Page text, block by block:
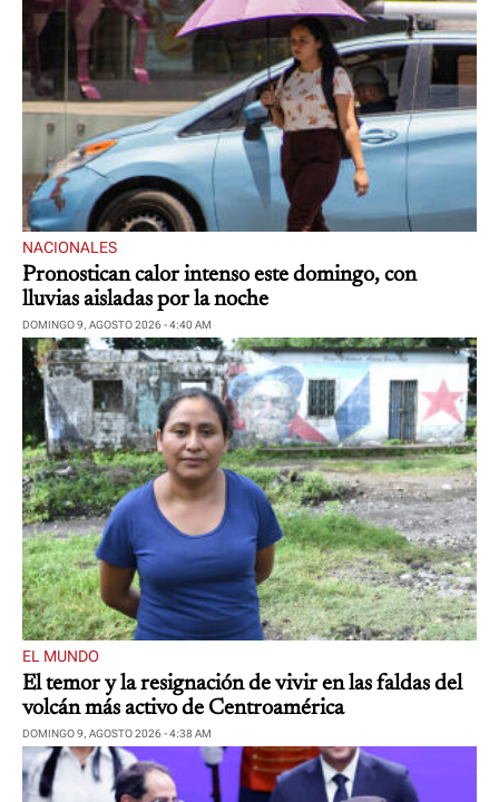
NACIONALES
Pronostican calor intenso este domingo, con
lluvias aisladas por la noche
DOMINGO 9, AGOSTO 2026 - 4:40 AM
EL MUNDO
El temor y la resignación de vivir en las faldas del
volcán más activo de Centroamérica
DOMINGO 9, AGOSTO 2026 - 4:38 AM